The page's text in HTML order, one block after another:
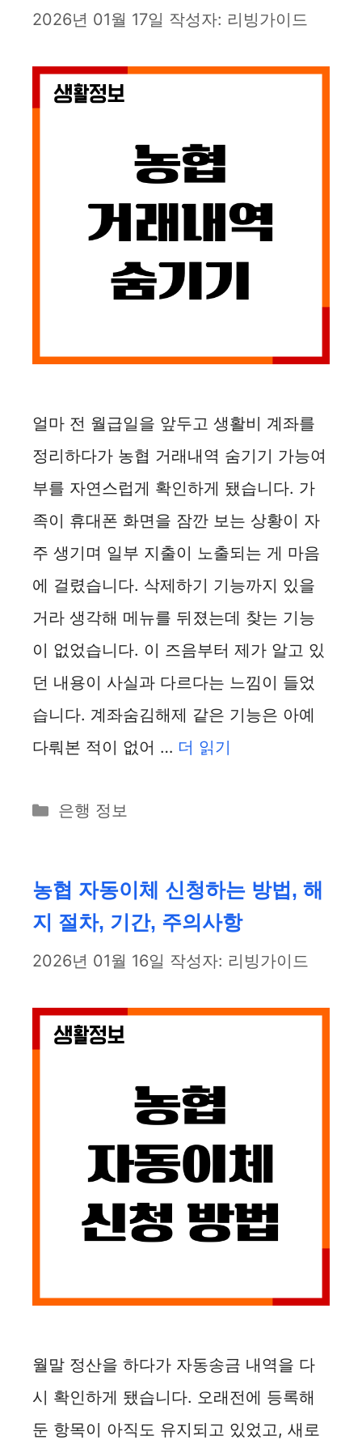
2026년 01월 17일 작성자: 리빙가이드
얼마 전 월급일을 앞두고 생활비 계좌를
정리하다가 농협 거래내역 숨기기 가능여
부를 자연스럽게 확인하게 됐습니다. 가
족이 휴대폰 화면을 잠깐 보는 상황이 자
주 생기며 일부 지출이 노출되는 게 마음
에 걸렸습니다. 삭제하기 기능까지 있을
거라 생각해 메뉴를 뒤졌는데 찾는 기능
이 없었습니다. 이 즈음부터 제가 알고 있
던 내용이 사실과 다르다는 느낌이 들었
습니다. 계좌숨김해제 같은 기능은 아예
다뤄본 적이 없어 … 더 읽기
카
리
은행 정보
농협 자동이체 신청하는 방법, 해
지 절차, 기간, 주의사항
2026년 01월 16일 작성자: 리빙가이드
월말 정산을 하다가 자동송금 내역을 다
시 확인하게 됐습니다. 오래전에 등록해
둔 항목이 아직도 유지되고 있었고, 새로